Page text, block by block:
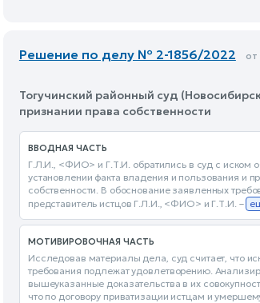
Решение по делу № 2-1856/2022 от
Тогучинский районный суд
признании права собственности
ВВОДНАЯ ЧАСТЬ
Г.Л.И., <ФИО> и Г.Т.И. обратились в суд с иском
установлении факта владения и пользования и
собственности. В обоснование заявленных
представитель истцов Г.Л.И., <ФИО> и Г.Т.И. –
МОТИВИРОВОЧНАЯ ЧАСТЬ
Исследовав материалы дела, суд считает, что
требования подлежат удовлетворению.
вышеуказанные доказательства в их
что по договору приватизации истцам и